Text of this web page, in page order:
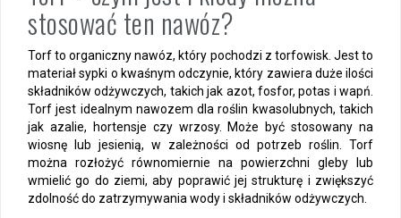
stosować ten nawóz?
Torf to organiczny nawóz, który pochodzi z torfowisk. Jest to
materiał sypki o kwaśnym odczynie, który zawiera duże ilości
składników odżywczych, takich jak azot, fosfor, potas i wapń.
Torf jest idealnym nawozem dla roślin kwasolubnych, takich
jak azalie, hortensje czy wrzosy. Może być stosowany na
wiosnę lub jesienią, w zależności od potrzeb roślin. Torf
można rozłożyć równomiernie na powierzchni gleby lub
wmielić go do ziemi, aby poprawić jej strukturę i zwiększyć
zdolność do zatrzymywania wody i składników odżywczych.